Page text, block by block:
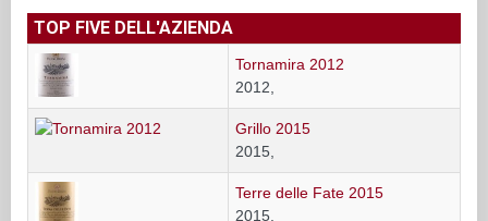
TOP FIVE DELL'AZIENDA
Tornamira 2012
2012,
Grillo 2015
2015,
Terre delle Fate 2015
2015,